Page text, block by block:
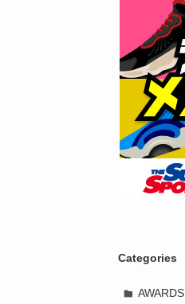
Categories
AWARDS